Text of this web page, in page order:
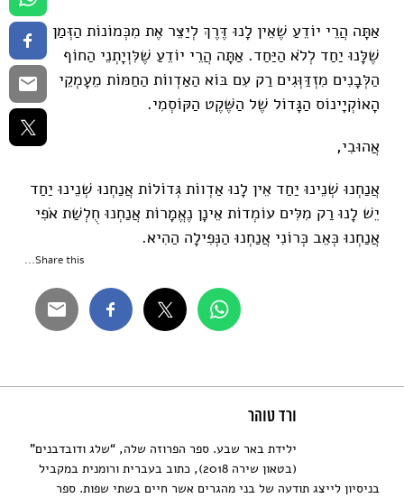
אַתָּה הֲרֵי יוֹדֵעַ שֶׁאֵין לָנוּ דֶּרֶךְ לְיַצֵּר אֶת מִכְּמוֹנוֹת הַזְּמַן
שֶׁלָּנוּ יַחַד לְלֹא הַיַּחַד. אַתָּה הֲרֵי יוֹדֵעַ שֶׁלִּוְיָתְנֵי הַחוֹף
הַלְּבָנִים מִזְדַּוְּגִים רַק עִם בּוֹא הַאַדְווֹת הַחַמּוֹת מֵעָמְקֵי
הָאוֹקְיָינוֹס הַגָּדוֹל שֶׁל הַשֶּׁקֶט הַקּוֹסְמִי.
אֲהוּבִי,
אֲנַחְנוּ שְׁנֵינוּ יַחַד אֵין לָנוּ אַדְווֹת גְּדוֹלוֹת אֲנַחְנוּ שְׁנֵינוּ יַחַד
יֵשׁ לָנוּ רַק מִלִּים עוֹמְדוֹת אֵינָן נֶאֱמָרוֹת אֲנַחְנוּ חֻלְשַׁת אֹפִי
אֲנַחְנוּ כְּאֵב כְּרוֹנִי אֲנַחְנוּ הַנְּפִילָה הַהִיא.
Share this...
ורד טוהר
ילידת באר שבע. ספר הפרוזה שלה, “שלג ודובדבנים”
(בטאון שירה 2018), כתוב בעברית ורומנית במקביל
בניסיון לייצג תודעה של בני מהגרים אשר חיים בשתי שפות. ספר